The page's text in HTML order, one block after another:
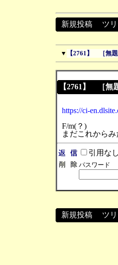
新規投稿 ツ
▼ 【2761】 ［無題
【2761】 ［無
https://ci-
F/m(？)
まだこれから
引用なし
パスワード
新規投稿 ツ